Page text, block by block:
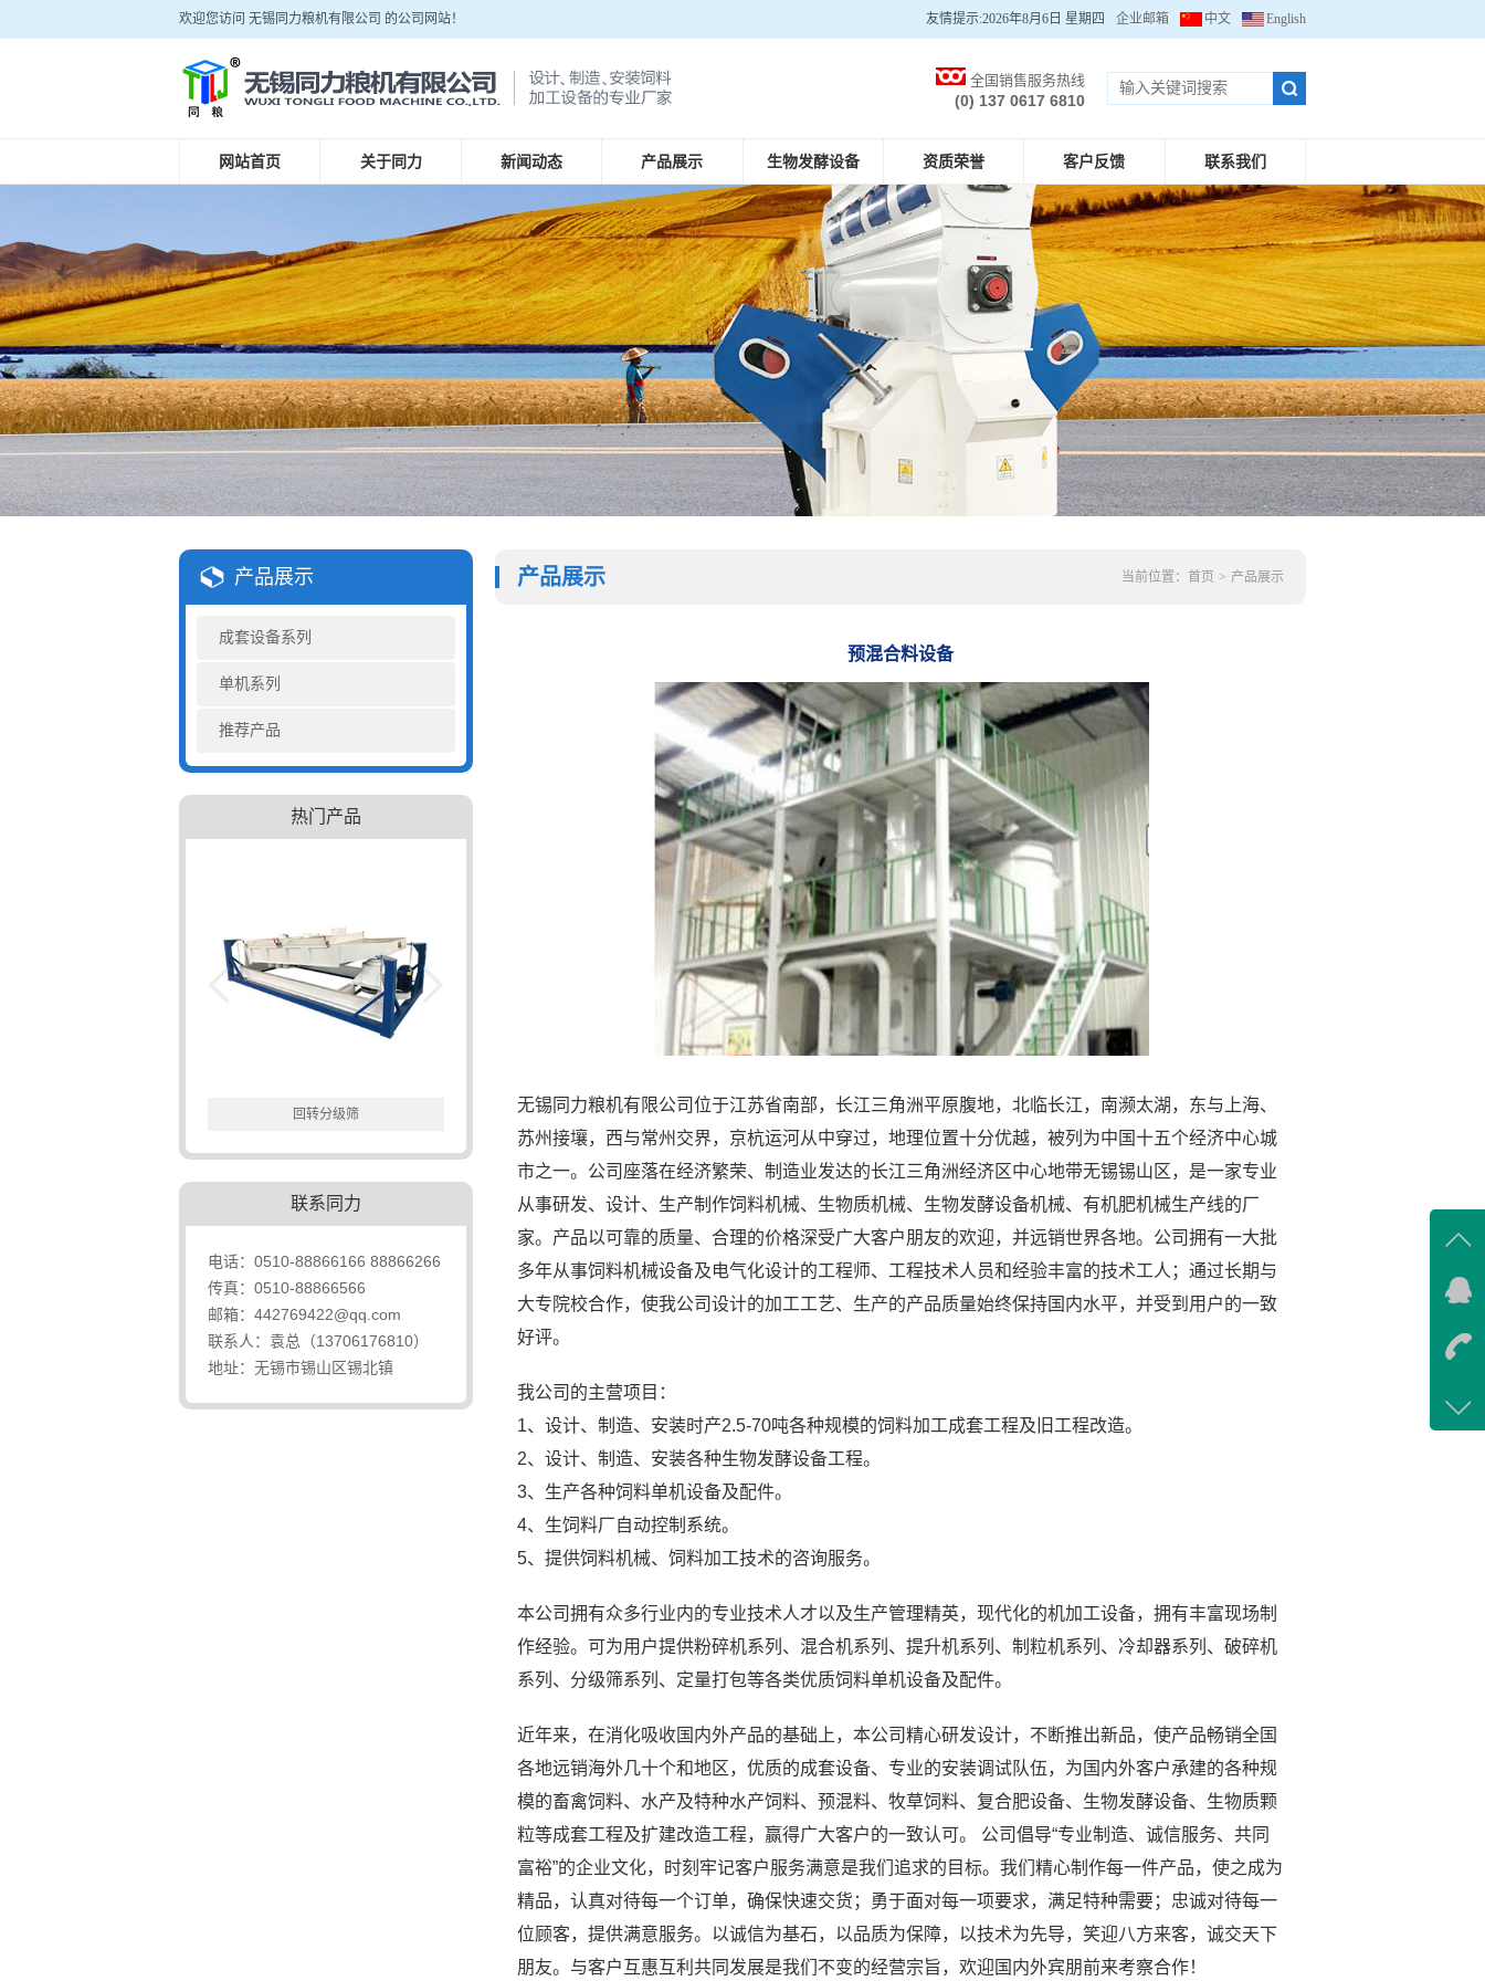
欢迎您访问 无锡同力粮机有限公司 的公司网站！ 友情提示:2026年8月6日 星期四 企业邮箱 中文 English
全国销售服务热线
(0) 137 0617 6810
网站首页 关于同力 新闻动态 产品展示 生物发酵设备 资质荣誉 客户反馈 联系我们
产品展示
成套设备系列
单机系列
推荐产品
热门产品
回转分级筛 破碎机 制粒机 双轴差速调质器
联系同力
电话：0510-88866166 88866266
传真：0510-88866566
邮箱：442769422@qq.com
联系人：袁总（13706176810）
地址：无锡市锡山区锡北镇
产品展示 当前位置： 首页 > 产品展示
预混合料设备
无锡同力粮机有限公司位于江苏省南部，长江三角洲平原腹地，北临长江，南濒太湖，东与上海、
苏州接壤，西与常州交界，京杭运河从中穿过，地理位置十分优越，被列为中国十五个经济中心城
市之一。公司座落在经济繁荣、制造业发达的长江三角洲经济区中心地带无锡锡山区，是一家专业
从事研发、设计、生产制作饲料机械、生物质机械、生物发酵设备机械、有机肥机械生产线的厂
家。产品以可靠的质量、合理的价格深受广大客户朋友的欢迎，并远销世界各地。公司拥有一大批
多年从事饲料机械设备及电气化设计的工程师、工程技术人员和经验丰富的技术工人；通过长期与
大专院校合作，使我公司设计的加工工艺、生产的产品质量始终保持国内水平，并受到用户的一致
好评。
我公司的主营项目：
1、设计、制造、安装时产2.5-70吨各种规模的饲料加工成套工程及旧工程改造。
2、设计、制造、安装各种生物发酵设备工程。
3、生产各种饲料单机设备及配件。
4、生饲料厂自动控制系统。
5、提供饲料机械、饲料加工技术的咨询服务。
本公司拥有众多行业内的专业技术人才以及生产管理精英，现代化的机加工设备，拥有丰富现场制
作经验。可为用户提供粉碎机系列、混合机系列、提升机系列、制粒机系列、冷却器系列、破碎机
系列、分级筛系列、定量打包等各类优质饲料单机设备及配件。
近年来，在消化吸收国内外产品的基础上，本公司精心研发设计，不断推出新品，使产品畅销全国
各地远销海外几十个和地区，优质的成套设备、专业的安装调试队伍，为国内外客户承建的各种规
模的畜禽饲料、水产及特种水产饲料、预混料、牧草饲料、复合肥设备、生物发酵设备、生物质颗
粒等成套工程及扩建改造工程，赢得广大客户的一致认可。 公司倡导“专业制造、诚信服务、共同
富裕”的企业文化，时刻牢记客户服务满意是我们追求的目标。我们精心制作每一件产品，使之成为
精品，认真对待每一个订单，确保快速交货；勇于面对每一项要求，满足特种需要；忠诚对待每一
位顾客，提供满意服务。以诚信为基石，以品质为保障，以技术为先导，笑迎八方来客，诚交天下
朋友。与客户互惠互利共同发展是我们不变的经营宗旨，欢迎国内外宾朋前来考察合作！
QQ